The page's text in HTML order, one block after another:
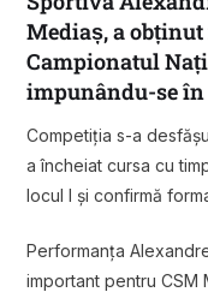
Mediaș, a
Campionatul
impunându-se în
Competiția s-a
a încheiat cursa cu
locul I și confirmă
Performanța
important pentru CSM